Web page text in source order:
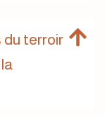
du terroir